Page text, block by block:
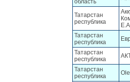
область
Татарстан
республика
Татарстан
республика
Татарстан
республика
Татарстан
республика